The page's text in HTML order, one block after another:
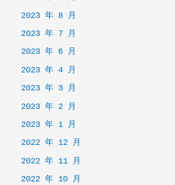
2023 年 8 月
2023 年 7 月
2023 年 6 月
2023 年 4 月
2023 年 3 月
2023 年 2 月
2023 年 1 月
2022 年 12 月
2022 年 11 月
2022 年 10 月